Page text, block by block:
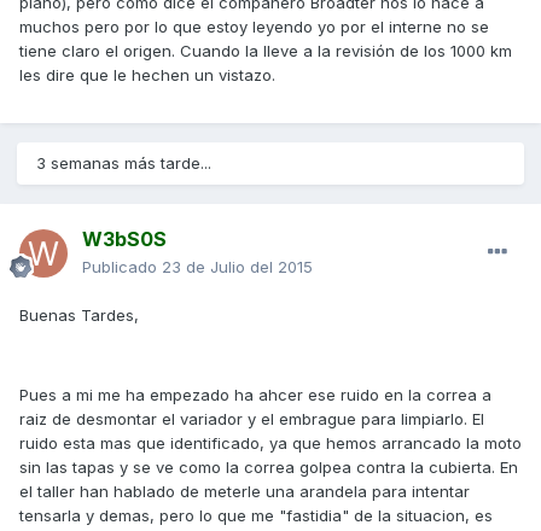
muchos pero por lo que estoy leyendo yo por el interne no se
tiene claro el origen. Cuando la lleve a la revisión de los 1000 km
les dire que le hechen un vistazo.
3 semanas más tarde...
W3bS0S
Publicado 23 de Julio del 2015
Buenas Tardes,
Pues a mi me ha empezado ha ahcer ese ruido en la correa a
raiz de desmontar el variador y el embrague para limpiarlo. El
ruido esta mas que identificado, ya que hemos arrancado la moto
sin las tapas y se ve como la correa golpea contra la cubierta. En
el taller han hablado de meterle una arandela para intentar
tensarla y demas, pero lo que me "fastidia" de la situacion, es